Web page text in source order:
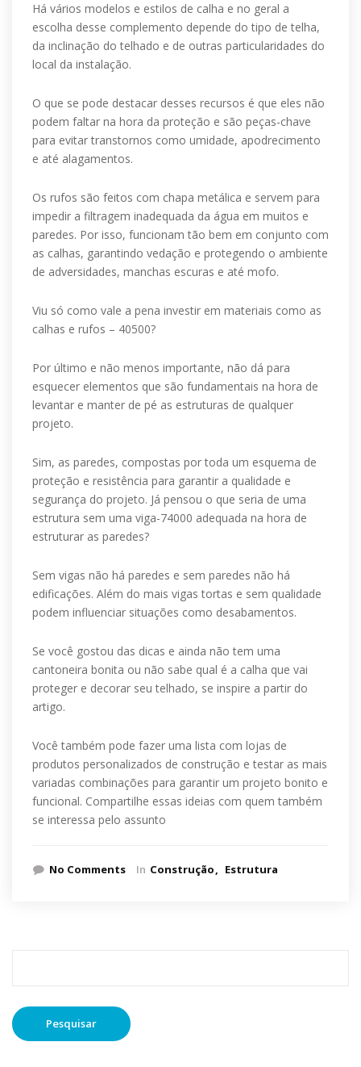
Há vários modelos e estilos de calha e no geral a
escolha desse complemento depende do tipo de telha,
da inclinação do telhado e de outras particularidades do
local da instalação.
O que se pode destacar desses recursos é que eles não
podem faltar na hora da proteção e são peças-chave
para evitar transtornos como umidade, apodrecimento
e até alagamentos.
Os rufos são feitos com chapa metálica e servem para
impedir a filtragem inadequada da água em muitos e
paredes. Por isso, funcionam tão bem em conjunto com
as calhas, garantindo vedação e protegendo o ambiente
de adversidades, manchas escuras e até mofo.
Viu só como vale a pena investir em materiais como as
calhas e rufos – 40500?
Por último e não menos importante, não dá para
esquecer elementos que são fundamentais na hora de
levantar e manter de pé as estruturas de qualquer
projeto.
Sim, as paredes, compostas por toda um esquema de
proteção e resistência para garantir a qualidade e
segurança do projeto. Já pensou o que seria de uma
estrutura sem uma viga-74000 adequada na hora de
estruturar as paredes?
Sem vigas não há paredes e sem paredes não há
edificações. Além do mais vigas tortas e sem qualidade
podem influenciar situações como desabamentos.
Se você gostou das dicas e ainda não tem uma
cantoneira bonita ou não sabe qual é a calha que vai
proteger e decorar seu telhado, se inspire a partir do
artigo.
Você também pode fazer uma lista com lojas de
produtos personalizados de construção e testar as mais
variadas combinações para garantir um projeto bonito e
funcional. Compartilhe essas ideias com quem também
se interessa pelo assunto
No Comments In Construção Estrutura